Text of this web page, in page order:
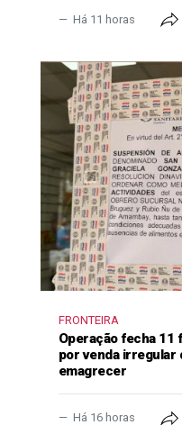
Há 11 horas
FRONTEIRA
Operação fecha 11
por venda irregular
emagrecer
Há 16 horas